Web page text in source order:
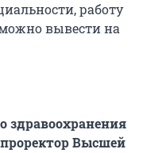
работу
вывести на
здравоохранения
Высшей